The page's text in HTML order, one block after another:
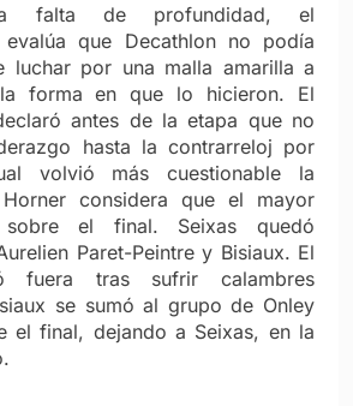
falta de profundidad, el
evalúa que Decathlon no podía
luchar por una malla amarilla a
forma en que lo hicieron. El
antes de la etapa que no
hasta la contrarreloj por
volvió más cuestionable la
considera que el mayor
el final. Seixas quedó
Paret-Peintre y Bisiaux. El
fuera tras sufrir calambres
se sumó al grupo de Onley
el final, dejando a Seixas, en la